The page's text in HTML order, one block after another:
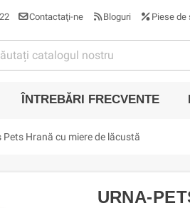
Contactaţi-ne Bloguri Piese de
ÎNTREBĂRI FRECVENTE
Pets Hrană cu miere de lăcustă
URNA-